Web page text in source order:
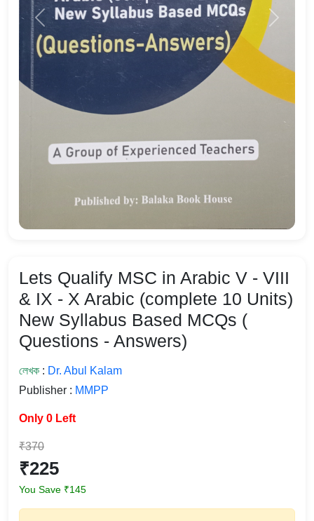
Lets Qualify MSC in Arabic V - VIII
& IX - X Arabic (complete 10 Units)
New Syllabus Based MCQs (
Questions - Answers)
লেখক : Dr. Abul Kalam
Publisher : MMPP
Only 0 Left
₹370
₹225
You Save ₹145